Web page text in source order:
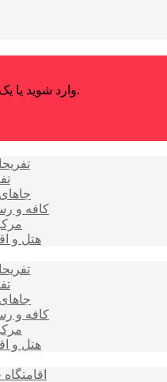
وارد شوید یا یک حساب کاربری جدید ایجاد کنید.
کافه و
هتل و
کافه و
هتل و